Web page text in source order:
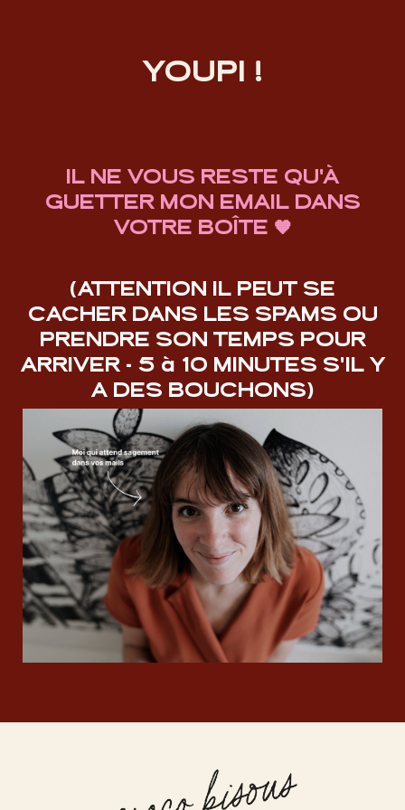
YOUPI !
IL NE VOUS RESTE QU'À
GUETTER MON EMAIL DANS
VOTRE BOÎTE 🧡
(ATTENTION IL PEUT SE
CACHER DANS LES SPAMS OU
PRENDRE SON TEMPS POUR
ARRIVER - 5 à 10 MINUTES S'IL Y
A DES BOUCHONS)